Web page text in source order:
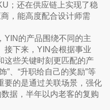
；还在供应链上实现了稳
，能高度配合设计师需
YIN的产品围绕不同的主
接下来，YIN会根据事业
这些关键时刻更匹配的产
”、“升职给自己的奖励”等
要的是通过关联场景，强化
据，半年以内老客的复购